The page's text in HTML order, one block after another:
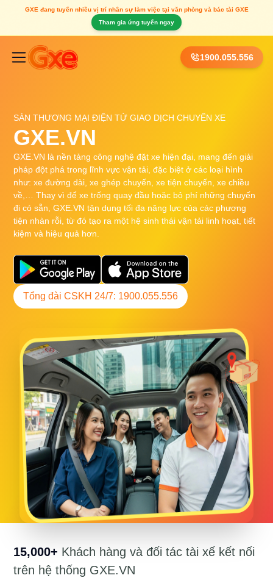
GXE đang tuyển nhiều vị trí nhân sự làm việc tại văn phòng và bác tài GXE
Tham gia ứng tuyển ngay
1900.055.556
SÀN THƯƠNG MẠI ĐIỆN TỬ GIAO DỊCH CHUYẾN XE
GXE.VN
GXE.VN là nền tảng công nghệ đặt xe hiện đại, mang đến giải
pháp đột phá trong lĩnh vực vận tải, đặc biệt ở các loại hình
như: xe đường dài, xe ghép chuyến, xe tiện chuyến, xe chiều
về,… Thay vì để xe trống quay đầu hoặc bỏ phí những chuyến
đi có sẵn, GXE.VN tận dụng tối đa năng lực của các phương
tiện nhàn rỗi, từ đó tạo ra một hệ sinh thái vận tải linh hoạt, tiết
kiệm và hiệu quả hơn.
Tổng đài CSKH 24/7: 1900.055.556
15,000+ Khách hàng và đối tác tài xế kết nối
trên hệ thống GXE.VN